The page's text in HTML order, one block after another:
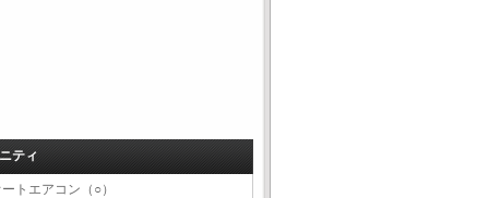
ティ
トエアコン（○）